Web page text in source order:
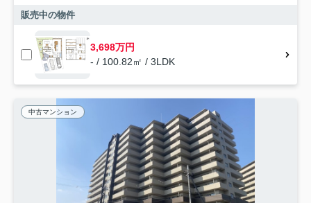
販売中の物件
3,698万円
- / 100.82㎡ / 3LDK
中古マンション